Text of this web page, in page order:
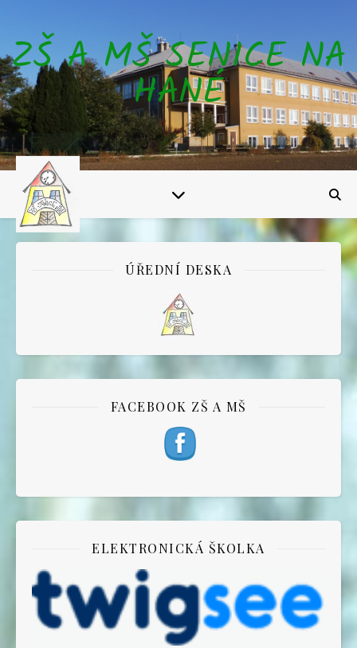
ZŠ A MŠ SENICE NA
HANÉ
ÚŘEDNÍ DESKA
FACEBOOK ZŠ A MŠ
ELEKTRONICKÁ ŠKOLKA